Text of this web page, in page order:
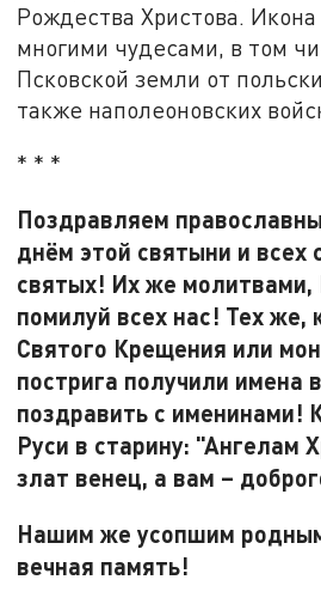
Рождества Христова. Икона
многими чудесами, в том
Псковской земли от
также наполеоновских
* * *
Поздравляем
днём этой святыни и всех
святых! Их же молитвами,
помилуй всех нас! Тех же,
Святого Крещения или
пострига получили имена
поздравить с именинами!
Руси в старину: "Ангелам
злат венец, а вам –
Нашим же усопшим
вечная память!